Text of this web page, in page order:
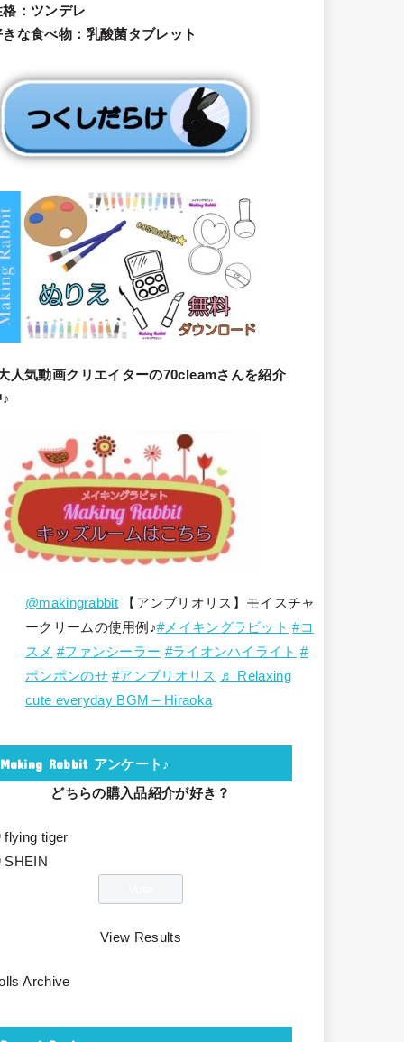
格：ツンデレ
きな食べ物：乳酸菌タブレット
人気動画クリエイターの70cleamさんを紹介
@makingrabbit【アンブリオリス】モイスチャ
ークリームの使用例♪#メイキングラビット #コ
スメ #ファンシーラー #ライオンハイライト #
ポンポンのせ #アンブリオリス ♬ Relaxing
cute everyday BGM – Hiraoka
Making Rabbit アンケート♪
どちらの購入品紹介が好き？
flying tiger
SHEIN
View Results
Archive